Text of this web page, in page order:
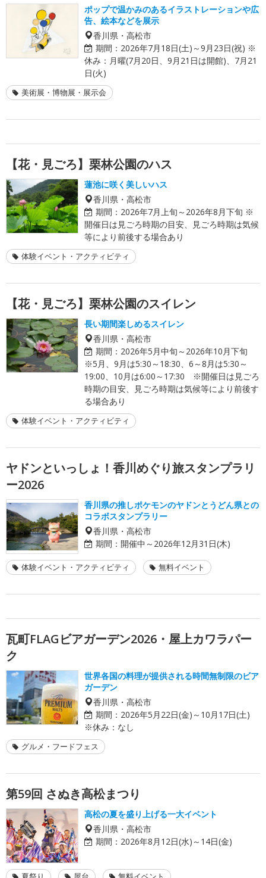
ポップで温かみのあるイラストレーションや広
告、絵本などを展示
香川県・高松市
期間： 2026年7月18日(土)～9月23日(祝) ※
休み：月曜(7月20日、9月21日は開館)、7月21
日(火)
美術展・博物展・展示会
【花・見ごろ】栗林公園のハス
蓮池に咲く美しいハス
香川県・高松市
期間： 2026年7月上旬～2026年8月下旬 ※
開催日は見ごろ時期の目安、見ごろ時期は気候
等により前後する場合あり
体験イベント・アクティビティ
【花・見ごろ】栗林公園のスイレン
長い期間楽しめるスイレン
香川県・高松市
期間： 2026年5月中旬～2026年10月下旬
※5月、9月は5:30～18:30、6～8月は5:30～
19:00、10月は6:00～17:30 ※開催日は見ごろ
時期の目安、見ごろ時期は気候等により前後す
る場合あり
体験イベント・アクティビティ
ヤドンといっしょ！香川めぐり旅スタンプラリ
ー2026
香川県の推しポケモンのヤドンとうどん県との
コラボスタンプラリー
香川県・高松市
期間： 開催中～2026年12月31日(木)
体験イベント・アクティビティ 無料イベント
瓦町FLAGビアガーデン2026・屋上カワラパー
ク
世界各国の料理が提供される時間無制限のビア
ガーデン
香川県・高松市
期間： 2026年5月22日(金)～10月17日(土)
※休み：なし
グルメ・フードフェス
第59回 さぬき高松まつり
高松の夏を盛り上げる一大イベント
香川県・高松市
期間： 2026年8月12日(水)～14日(金)